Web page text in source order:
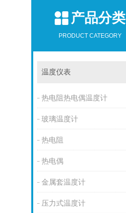
产品分类
PRODUCT CATEGORY
温度仪表
热电阻热电偶温度计
玻璃温度计
热电阻
热电偶
金属套温度计
压力式温度计